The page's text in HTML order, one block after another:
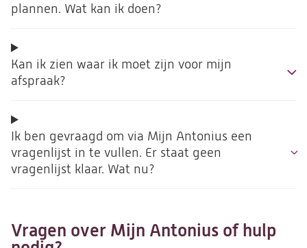
plannen. Wat kan ik doen?
Kan ik zien waar ik moet zijn voor mijn
afspraak?
Ik ben gevraagd om via Mijn Antonius een
vragenlijst in te vullen. Er staat geen
vragenlijst klaar. Wat nu?
Vragen over Mijn Antonius of hulp